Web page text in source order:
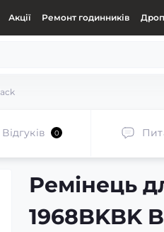
Акції Ремонт годинників
Відгуків 0
Ремінець
1968BKBK